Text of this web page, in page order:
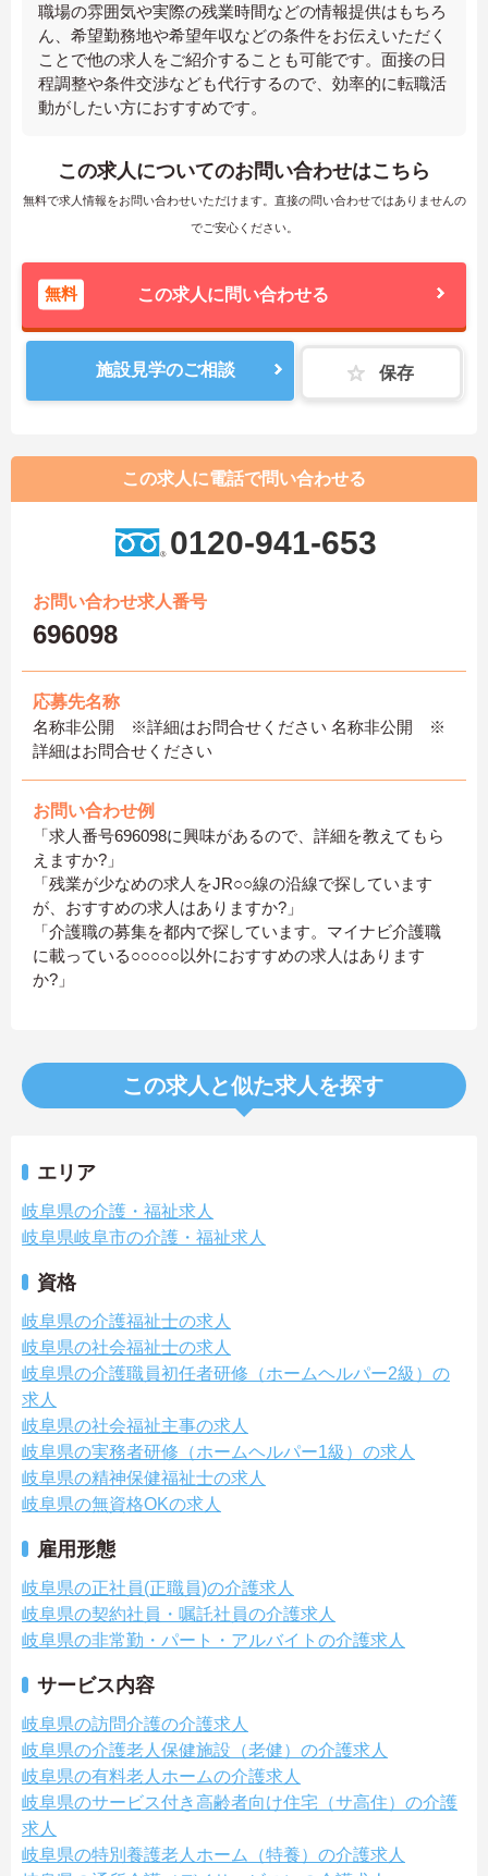
職場の雰囲気や実際の残業時間などの情報提供はもちろ
ん、希望勤務地や希望年収などの条件をお伝えいただく
ことで他の求人をご紹介することも可能です。面接の日
程調整や条件交渉なども代行するので、効率的に転職活
動がしたい方におすすめです。
この求人についてのお問い合わせはこちら
無料で求人情報をお問い合わせいただけます。直接の問い合わせではありませんの
でご安心ください。
無料 この求人に問い合わせる
施設見学のご相談 保存
この求人に電話で問い合わせる
0120-941-653
お問い合わせ求人番号
696098
応募先名称
名称非公開 ※詳細はお問合せください 名称非公開 ※
詳細はお問合せください
お問い合わせ例
「求人番号696098に興味があるので、詳細を教えてもら
えますか?」
「残業が少なめの求人をJR○○線の沿線で探しています
が、おすすめの求人はありますか?」
「介護職の募集を都内で探しています。マイナビ介護職
に載っている○○○○○以外におすすめの求人はあります
か?」
この求人と似た求人を探す
エリア
岐阜県の介護・福祉求人
岐阜県岐阜市の介護・福祉求人
資格
岐阜県の介護福祉士の求人
岐阜県の社会福祉士の求人
岐阜県の介護職員初任者研修（ホームヘルパー2級）の
求人
岐阜県の社会福祉主事の求人
岐阜県の実務者研修（ホームヘルパー1級）の求人
岐阜県の精神保健福祉士の求人
岐阜県の無資格OKの求人
雇用形態
岐阜県の正社員(正職員)の介護求人
岐阜県の契約社員・嘱託社員の介護求人
岐阜県の非常勤・パート・アルバイトの介護求人
サービス内容
岐阜県の訪問介護の介護求人
岐阜県の介護老人保健施設（老健）の介護求人
岐阜県の有料老人ホームの介護求人
岐阜県のサービス付き高齢者向け住宅（サ高住）の介護
求人
岐阜県の特別養護老人ホーム（特養）の介護求人